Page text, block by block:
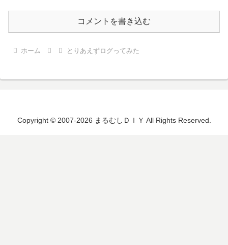
コメントを書き込む
ホーム とりあえずログってみた
Copyright © 2007-2026 まるむしＤＩＹ All Rights Reserved.